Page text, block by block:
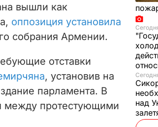
вышли как
оппозиция установила
собрания Армении.
отставки
, установив на
парламента. В
между протестующими
над